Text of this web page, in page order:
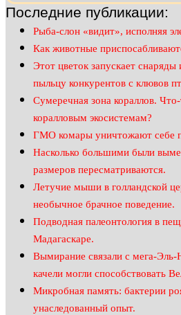
Последние публикации:
Рыба-слон «видит», исполняя
Как животные
Этот цветок запускает
пыльцу конкурентов с клювов
Сумеречная зона кораллов.
коралловым экосистемам?
ГМО комары уничтожают себе
Насколько большими были
размеров пересматриваются.
Летучие мыши в голландской
необычное брачное поведение.
Подводная палеонтология в
Мадагаскаре.
Вымирание связали с мега-Эль-
качели могли способствовать
Микробная память: бактерии
унаследованный опыт.